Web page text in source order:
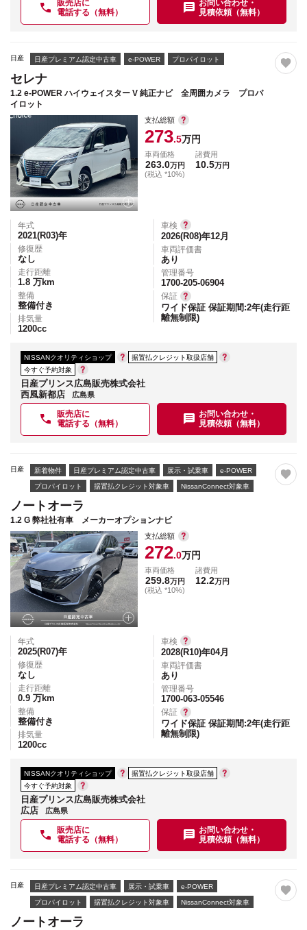
販売店に
電話する（無料）
お問い合わせ・
見積依頼（無料）
日産 日産プレミアム認定中古車 e-POWER プロパイロット
セレナ
1.2 e-POWER ハイウェイスター V 純正ナビ 全周囲カメラ プロパ
イロット
支払総額
273.5万円
車両価格
263.0万円
(税込 *10%)
諸費用
10.5万円
年式
2021(R03)年
修復歴
なし
走行距離
1.8 万km
整備
整備付き
排気量
1200cc
車検
2026(R08)年12月
車両評価書
あり
管理番号
1700-205-06904
保証
ワイド保証 保証期間:2年(走行距
離無制限)
NISSANクオリティショップ
据置払クレジット取扱店舗
今すぐ予約対象
日産プリンス広島販売株式会社
西風新都店
広島県
販売店に
電話する（無料）
お問い合わせ・
見積依頼（無料）
日産 新着物件 日産プレミアム認定中古車 展示・試乗車 e-POWER
プロパイロット 据置払クレジット対象車 NissanConnect対象車
ノートオーラ
1.2 G 弊社社有車 メーカーオプションナビ
支払総額
272.0万円
車両価格
259.8万円
(税込 *10%)
諸費用
12.2万円
年式
2025(R07)年
修復歴
なし
走行距離
0.9 万km
整備
整備付き
排気量
1200cc
車検
2028(R10)年04月
車両評価書
あり
管理番号
1700-063-05546
保証
ワイド保証 保証期間:2年(走行距
離無制限)
NISSANクオリティショップ
据置払クレジット取扱店舗
今すぐ予約対象
日産プリンス広島販売株式会社
広店
広島県
販売店に
電話する（無料）
お問い合わせ・
見積依頼（無料）
日産 日産プレミアム認定中古車 展示・試乗車 e-POWER
プロパイロット 据置払クレジット対象車 NissanConnect対象車
ノートオーラ